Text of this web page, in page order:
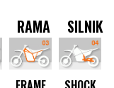
RAMA SILNIK